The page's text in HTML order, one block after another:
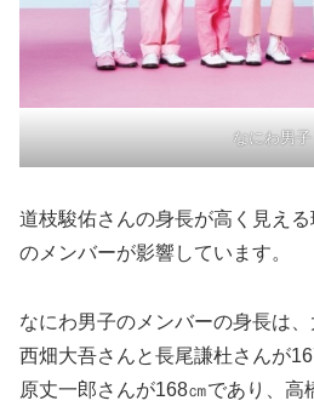
なにわ男子
道枝駿佑さんの身長が高く見え
のメンバーが影響しています。
なにわ男子のメンバーの身長は、
西畑大吾さんと長尾謙杜さんが
原丈一郎さんが168㎝であり、高